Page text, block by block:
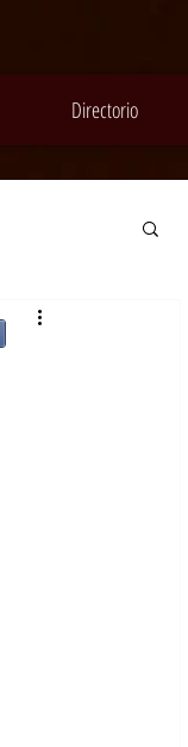
Directorio